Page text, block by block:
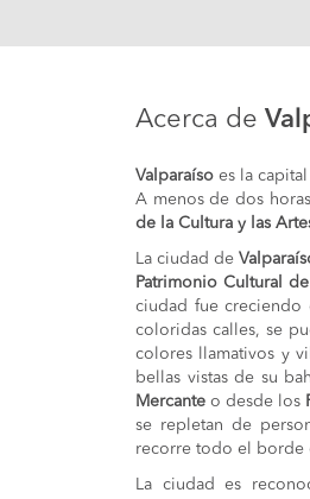
Acerca de
Valparaíso es la
A menos de dos
de la Cultura y las
La ciudad de
Patrimonio Cultural
ciudad fue creciendo
coloridas calles, se
colores llamativos y
bellas vistas de su
Mercante o desde los
se repletan de
recorre todo el borde
La ciudad es